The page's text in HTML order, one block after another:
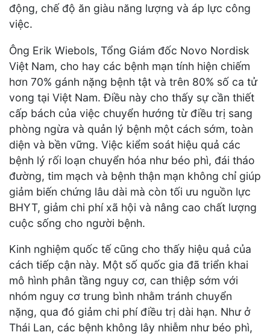
động, chế độ ăn giàu năng lượng và áp lực công
việc.
Ông Erik Wiebols, Tổng Giám đốc Novo Nordisk
Việt Nam, cho hay các bệnh mạn tính hiện chiếm
hơn 70% gánh nặng bệnh tật và trên 80% số ca tử
vong tại Việt Nam. Điều này cho thấy sự cần thiết
cấp bách của việc chuyển hướng từ điều trị sang
phòng ngừa và quản lý bệnh một cách sớm, toàn
diện và bền vững. Việc kiểm soát hiệu quả các
bệnh lý rối loạn chuyển hóa như béo phì, đái tháo
đường, tim mạch và bệnh thận mạn không chỉ giúp
giảm biến chứng lâu dài mà còn tối ưu nguồn lực
BHYT, giảm chi phí xã hội và nâng cao chất lượng
cuộc sống cho người bệnh.
Kinh nghiệm quốc tế cũng cho thấy hiệu quả của
cách tiếp cận này. Một số quốc gia đã triển khai
mô hình phân tầng nguy cơ, can thiệp sớm với
nhóm nguy cơ trung bình nhằm tránh chuyển
nặng, qua đó giảm chi phí điều trị dài hạn. Như ở
Thái Lan, các bệnh không lây nhiễm như béo phì,